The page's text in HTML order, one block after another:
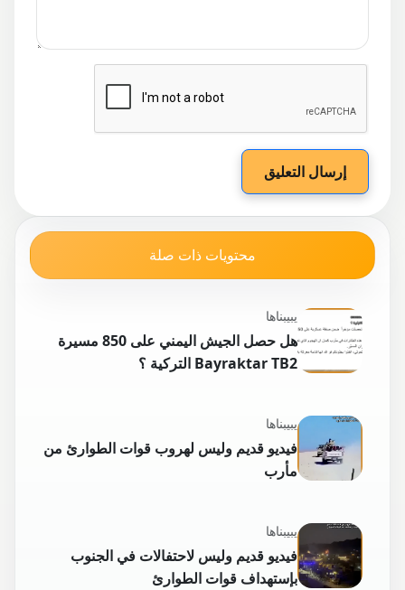
إرسال التعليق
محتويات ذات صلة
يبيبناها
هل حصل الجيش اليمني على 850 مسيرة
Bayraktar TB2 التركية ؟
يبيبناها
فيديو قديم وليس لهروب قوات الطوارئ من
مأرب
يبيبناها
فيديو قديم وليس لاحتفالات في الجنوب
بإستهداف قوات الطوارئ